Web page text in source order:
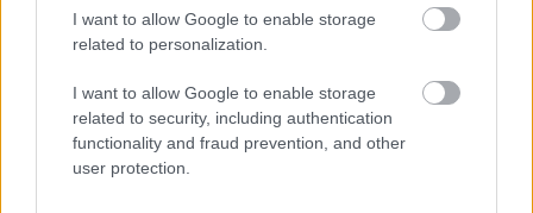
I want to allow Google to enable storage
related to personalization.
I want to allow Google to enable storage
related to security, including authentication
functionality and fraud prevention, and other
user protection.
ΔΙΕΘΝΗ 13/11/2017
« Γεύτηκε» τη χαρά της νίκης η Μερτέκη!
H παρθενική ιστορική νίκη της Σίτζελ Μαρσάλα στη